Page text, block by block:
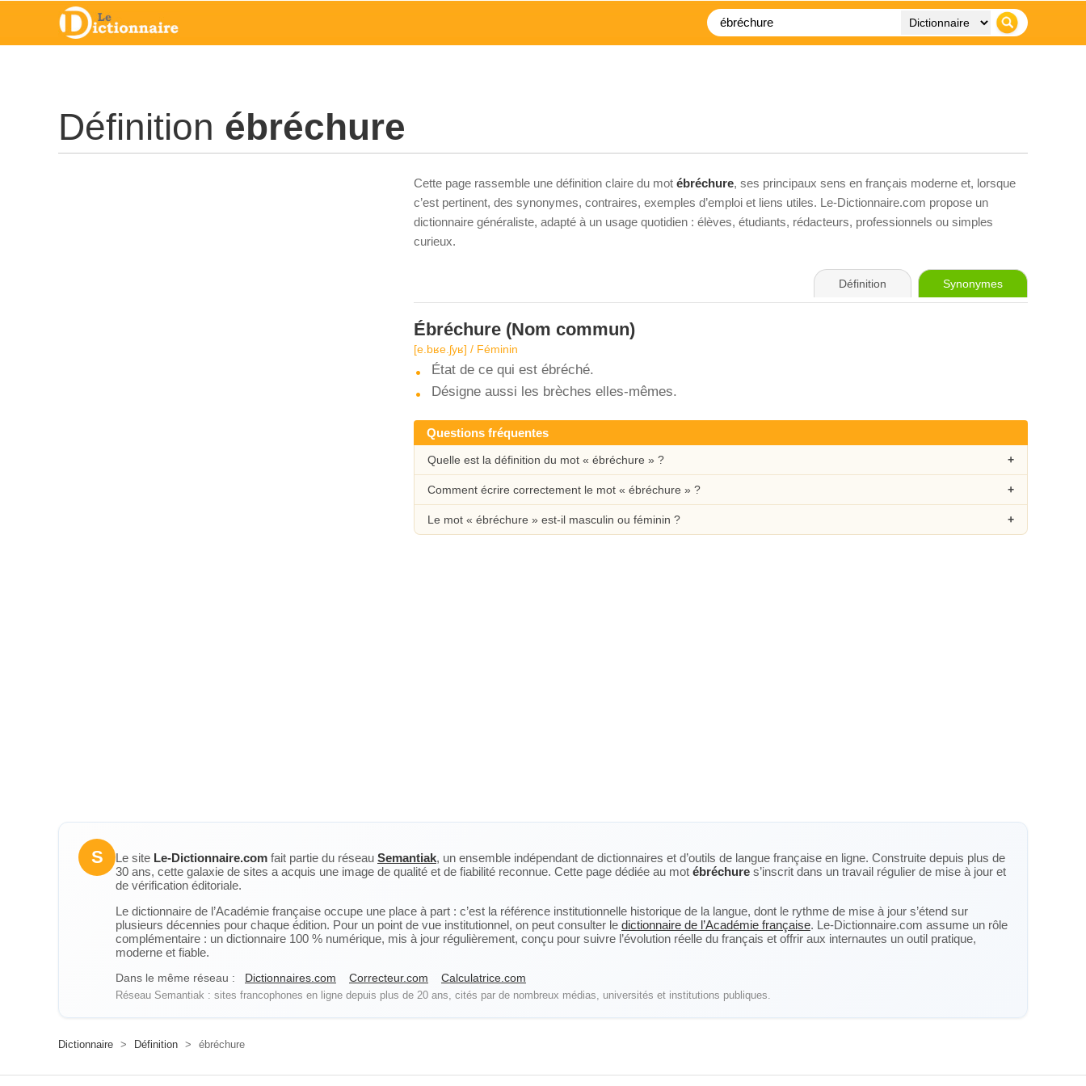
Définition ébréchure
Cette page rassemble une définition claire du mot ébréchure, ses principaux sens en français moderne et, lorsque
c’est pertinent, des synonymes, contraires, exemples d’emploi et liens utiles. Le-Dictionnaire.com propose un
dictionnaire généraliste, adapté à un usage quotidien : élèves, étudiants, rédacteurs, professionnels ou simples
curieux.
Définition Synonymes
Ébréchure (Nom commun)
[e.bʁe.ʃyʁ] / Féminin
État de ce qui est ébréché.
Désigne aussi les brèches elles-mêmes.
Questions fréquentes
Quelle est la définition du mot « ébréchure » ?
Comment écrire correctement le mot « ébréchure » ?
Le mot « ébréchure » est-il masculin ou féminin ?
S Le site Le-Dictionnaire.com fait partie du réseau Semantiak, un ensemble indépendant de dictionnaires et d’outils de langue française en ligne. Construite depuis plus de
30 ans, cette galaxie de sites a acquis une image de qualité et de fiabilité reconnue. Cette page dédiée au mot ébréchure s’inscrit dans un travail régulier de mise à jour et
de vérification éditoriale.
Le dictionnaire de l’Académie française occupe une place à part : c’est la référence institutionnelle historique de la langue, dont le rythme de mise à jour s’étend sur
plusieurs décennies pour chaque édition. Pour un point de vue institutionnel, on peut consulter le dictionnaire de l’Académie française. Le-Dictionnaire.com assume un rôle
complémentaire : un dictionnaire 100 % numérique, mis à jour régulièrement, conçu pour suivre l’évolution réelle du français et offrir aux internautes un outil pratique,
moderne et fiable.
Dans le même réseau : Dictionnaires.com Correcteur.com Calculatrice.com
Réseau Semantiak : sites francophones en ligne depuis plus de 20 ans, cités par de nombreux médias, universités et institutions publiques.
Dictionnaire > Définition > ébréchure